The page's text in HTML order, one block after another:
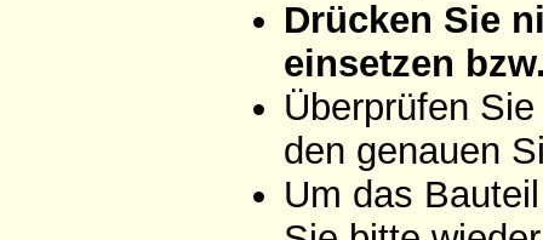
Drücken Sie
einsetzen
Überprüfen
den genauen
Um das